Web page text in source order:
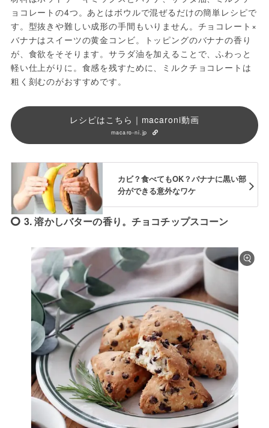
ョコレートの4つ。あとはボウルで混ぜるだけの簡単レシピで
す。型抜きや難しい成形の手間もいりません。チョコレート×
バナナはスイーツの黄金コンビ。トッピングのバナナの香り
が、食欲をそそります。サラダ油を加えることで、ふわっと
軽い仕上がりに。食感を残すために、ミルクチョコレートは
粗く刻むのがおすすめです。
レシピはこちら｜macaroni動画
macaro-ni.jp
カビ？食べてもOK？バナナに黒い部
分ができる意外なワケ
3. 溶かしバターの香り。チョコチップスコーン